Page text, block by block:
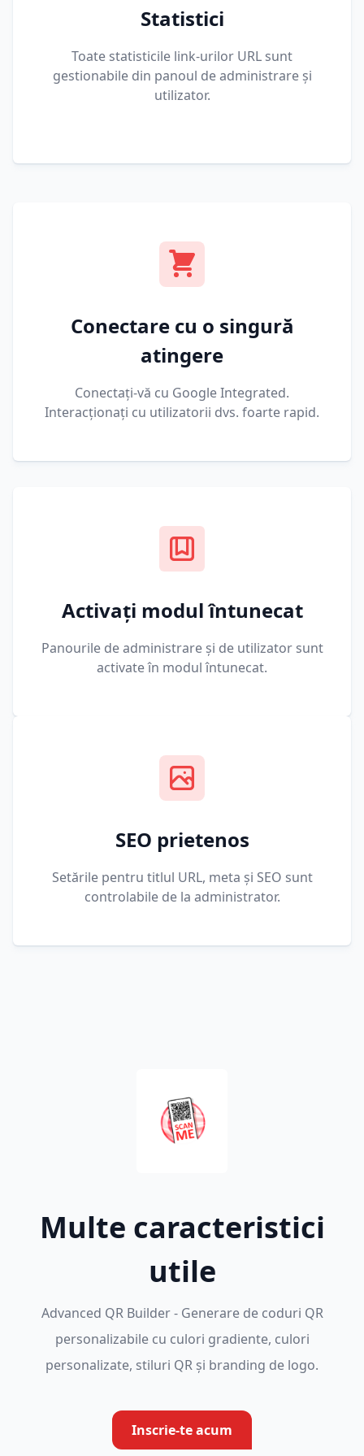
Statistici
Toate statisticile link-urilor URL sunt
gestionabile din panoul de administrare și
utilizator.
Conectare cu o singură
atingere
Conectați-vă cu Google Integrated.
Interacționați cu utilizatorii dvs. foarte rapid.
Activați modul întunecat
Panourile de administrare și de utilizator sunt
activate în modul întunecat.
SEO prietenos
Setările pentru titlul URL, meta și SEO sunt
controlabile de la administrator.
Multe caracteristici
utile
Advanced QR Builder - Generare de coduri QR
personalizabile cu culori gradiente, culori
personalizate, stiluri QR și branding de logo.
Inscrie-te acum